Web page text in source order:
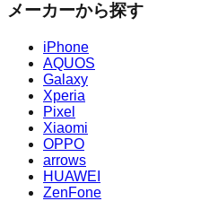
メーカーから探す
iPhone
AQUOS
Galaxy
Xperia
Pixel
Xiaomi
OPPO
arrows
HUAWEI
ZenFone